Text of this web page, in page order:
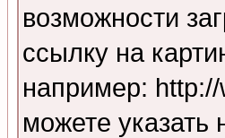
возможности
ссылку на
например:
можете указать